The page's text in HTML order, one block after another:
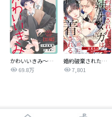
かわいいきみ～美人な幼馴染と平凡な僕～
69.8万
婚約破棄された悪辣オメガは義兄公爵に執着される 【連載版】
7,801